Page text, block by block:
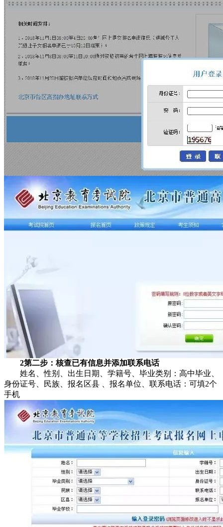
2第二步：核查已有信息并添加联系电话
姓名、性别、出生日期、学籍号、毕业类别：高中毕业、
身份证号、民族、报名区县 、报名单位、联系电话：可填2个
手机